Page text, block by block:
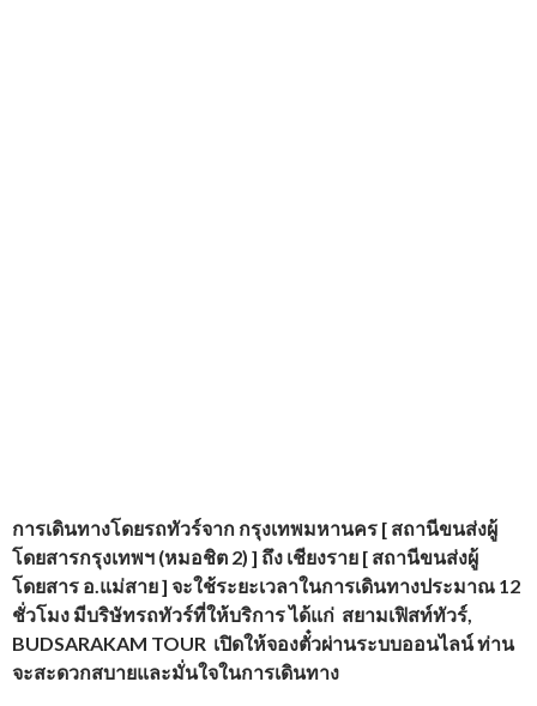
การเดินทางโดยรถทัวร์จาก กรุงเทพมหานคร [ สถานีขนส่งผู้
โดยสารกรุงเทพฯ (หมอชิต 2) ] ถึง เชียงราย [ สถานีขนส่งผู้
โดยสาร อ.แม่สาย ] จะใช้ระยะเวลาในการเดินทางประมาณ 12
ชั่วโมง มีบริษัทรถทัวร์ที่ให้บริการได้แก่ สยามเฟิสท์ทัวร์,
BUDSARAKAM TOUR เปิดให้จองตั๋วผ่านระบบออนไลน์ ท่าน
จะสะดวกสบายและมั่นใจในการเดินทาง